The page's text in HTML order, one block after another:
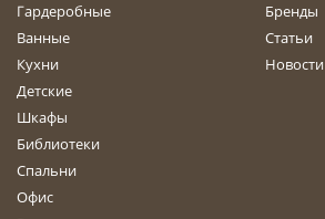
Гардеробные
Ванные
Кухни
Детские
Шкафы
Библиотеки
Спальни
Офис
Бренды
Статьи
Новости